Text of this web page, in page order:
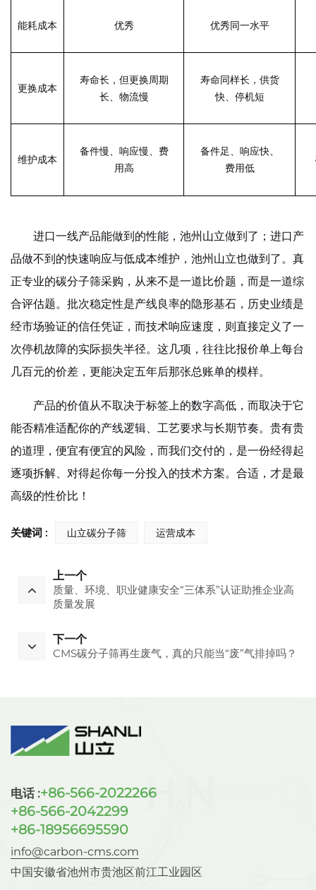
能耗成本 优秀 优秀同一水平
更换成本
寿命长，但更换周期
长、物流慢
寿命同样长，供货
快、停机短
维护成本
备件慢、响应慢、费
用高
备件足、响应快、
费用低
进口一线产品能做到的性能，池州山立做到了；进口产
品做不到的快速响应与低成本维护，池州山立也做到了。 真
正专业的碳分子筛采购，从来不是一道比价题，而是一道综
合评估题。批次稳定性是产线良率的隐形基石，历史业绩是
经市场验证的信任凭证，而技术响应速度，则直接定义了一
次停机故障的实际损失半径。这几项，往往比报价单上每台
几百元的价差，更能决定五年后那张总账单的模样。
产品的价值从不取决于标签上的数字高低，而取决于它
能否精准适配你的产线逻辑、工艺要求与长期节奏。贵有贵
的道理，便宜有便宜的风险，而我们交付的，是一份经得起
逐项拆解、对得起你每一分投入的技术方案。合适，才是最
高级的性价比！
关键词 : 山立碳分子筛 运营成本
上一个
质量、环境、职业健康安全“三体系”认证助推企业高
质量发展
下一个
CMS碳分子筛再生废气，真的只能当“废”气排掉吗？
电话 :+86-566-2022266
+86-566-2042299
+86-18956695590
info@carbon-cms.com
中国安徽省池州市贵池区前江工业园区